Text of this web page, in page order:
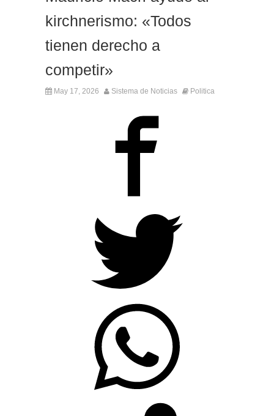
kirchnerismo: «Todos
tienen derecho a
competir»
May 17, 2026 Sistema de Noticias Politica